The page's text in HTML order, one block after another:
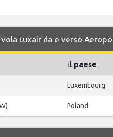
Luxair da e verso
il paese
Luxembourg
Poland